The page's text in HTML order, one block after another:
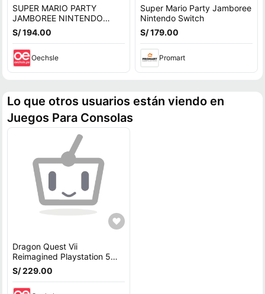
SUPER MARIO PARTY
JAMBOREE NINTENDO
SWITCH
S/ 194.00
Oechsle
Super Mario Party Jamboree
Nintendo Switch
S/ 179.00
Promart
Lo que otros usuarios están viendo en
Juegos Para Consolas
Dragon Quest Vii
Reimagined Playstation 5
Latam
S/ 229.00